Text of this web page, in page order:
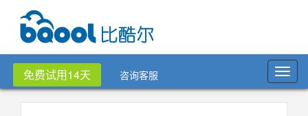
免费试用14天 咨询客服